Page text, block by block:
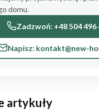
domu.
Zadzwoń: +48 504 496
Napisz: kontakt@new-
artykuły